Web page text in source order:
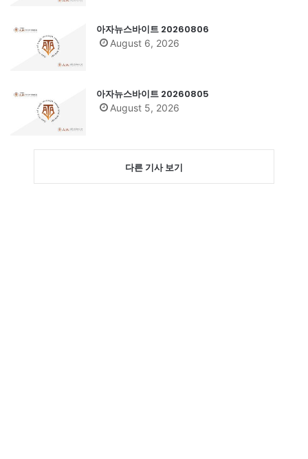
아자뉴스바이트 20260806
August 6, 2026
아자뉴스바이트 20260805
August 5, 2026
다른 기사 보기